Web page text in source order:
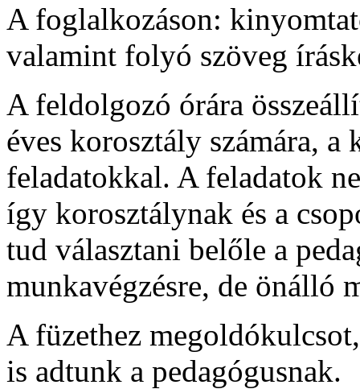
A foglalkozáson:
valamint folyó szöveg
A feldolgozó órára
éves korosztály számára,
feladatokkal. A feladatok
így korosztálynak és a
tud választani belőle a
munkavégzésre, de önálló
A füzethez
is adtunk a pedagógusnak.